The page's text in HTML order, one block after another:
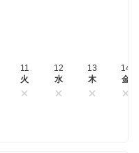
11
火
12
水
13
木
14
金